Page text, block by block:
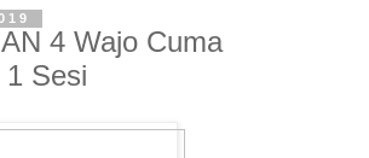
4 Wajo Cuma
1 Sesi